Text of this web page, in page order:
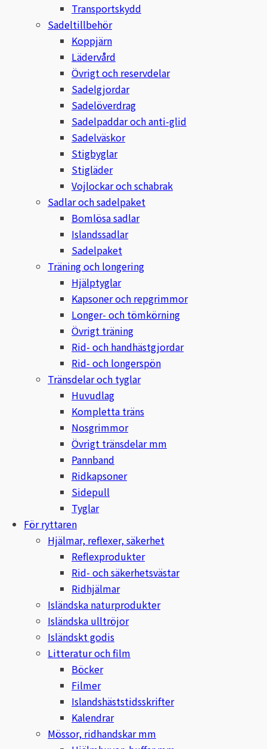
Transportskydd
Sadeltillbehör
Koppjärn
Lädervård
Övrigt och reservdelar
Sadelgjordar
Sadelöverdrag
Sadelpaddar och anti-glid
Sadelväskor
Stigbyglar
Stigläder
Vojlockar och schabrak
Sadlar och sadelpaket
Bomlösa sadlar
Islandssadlar
Sadelpaket
Träning och longering
Hjälptyglar
Kapsoner och repgrimmor
Longer- och tömkörning
Övrigt träning
Rid- och handhästgjordar
Rid- och longerspön
Tränsdelar och tyglar
Huvudlag
Kompletta träns
Nosgrimmor
Övrigt tränsdelar mm
Pannband
Ridkapsoner
Sidepull
Tyglar
För ryttaren
Hjälmar, reflexer, säkerhet
Reflexprodukter
Rid- och säkerhetsvästar
Ridhjälmar
Isländska naturprodukter
Isländska ulltröjor
Isländskt godis
Litteratur och film
Böcker
Filmer
Islandshäststidsskrifter
Kalendrar
Mössor, ridhandskar mm
Equality Line
EQUES | KINGSLAND
Eric LeTixerant
Eyjólfur Ísólfsson
Fákur Rideudstyr
Furminator
G Boots
Globus Sport
Hansbo Sport
Heller
Hesta Gallery
Horse Guard
HRÍMNIR
Iceland Pet
Islandshästspecialisten